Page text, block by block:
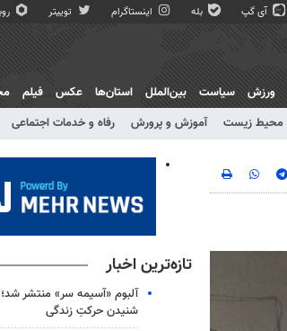
آی گپ بله اینستاگرام توییتر
محیط زیست آموزش و پرورش رفاه و خدمات اجتماعی
ورزش سیاست بین‌الملل استان‌ها عکس فیلم
تازه‌ترین اخبار
آلبوم «آسیمه سر» منتشر
شنیدن حرکتِ زندگی